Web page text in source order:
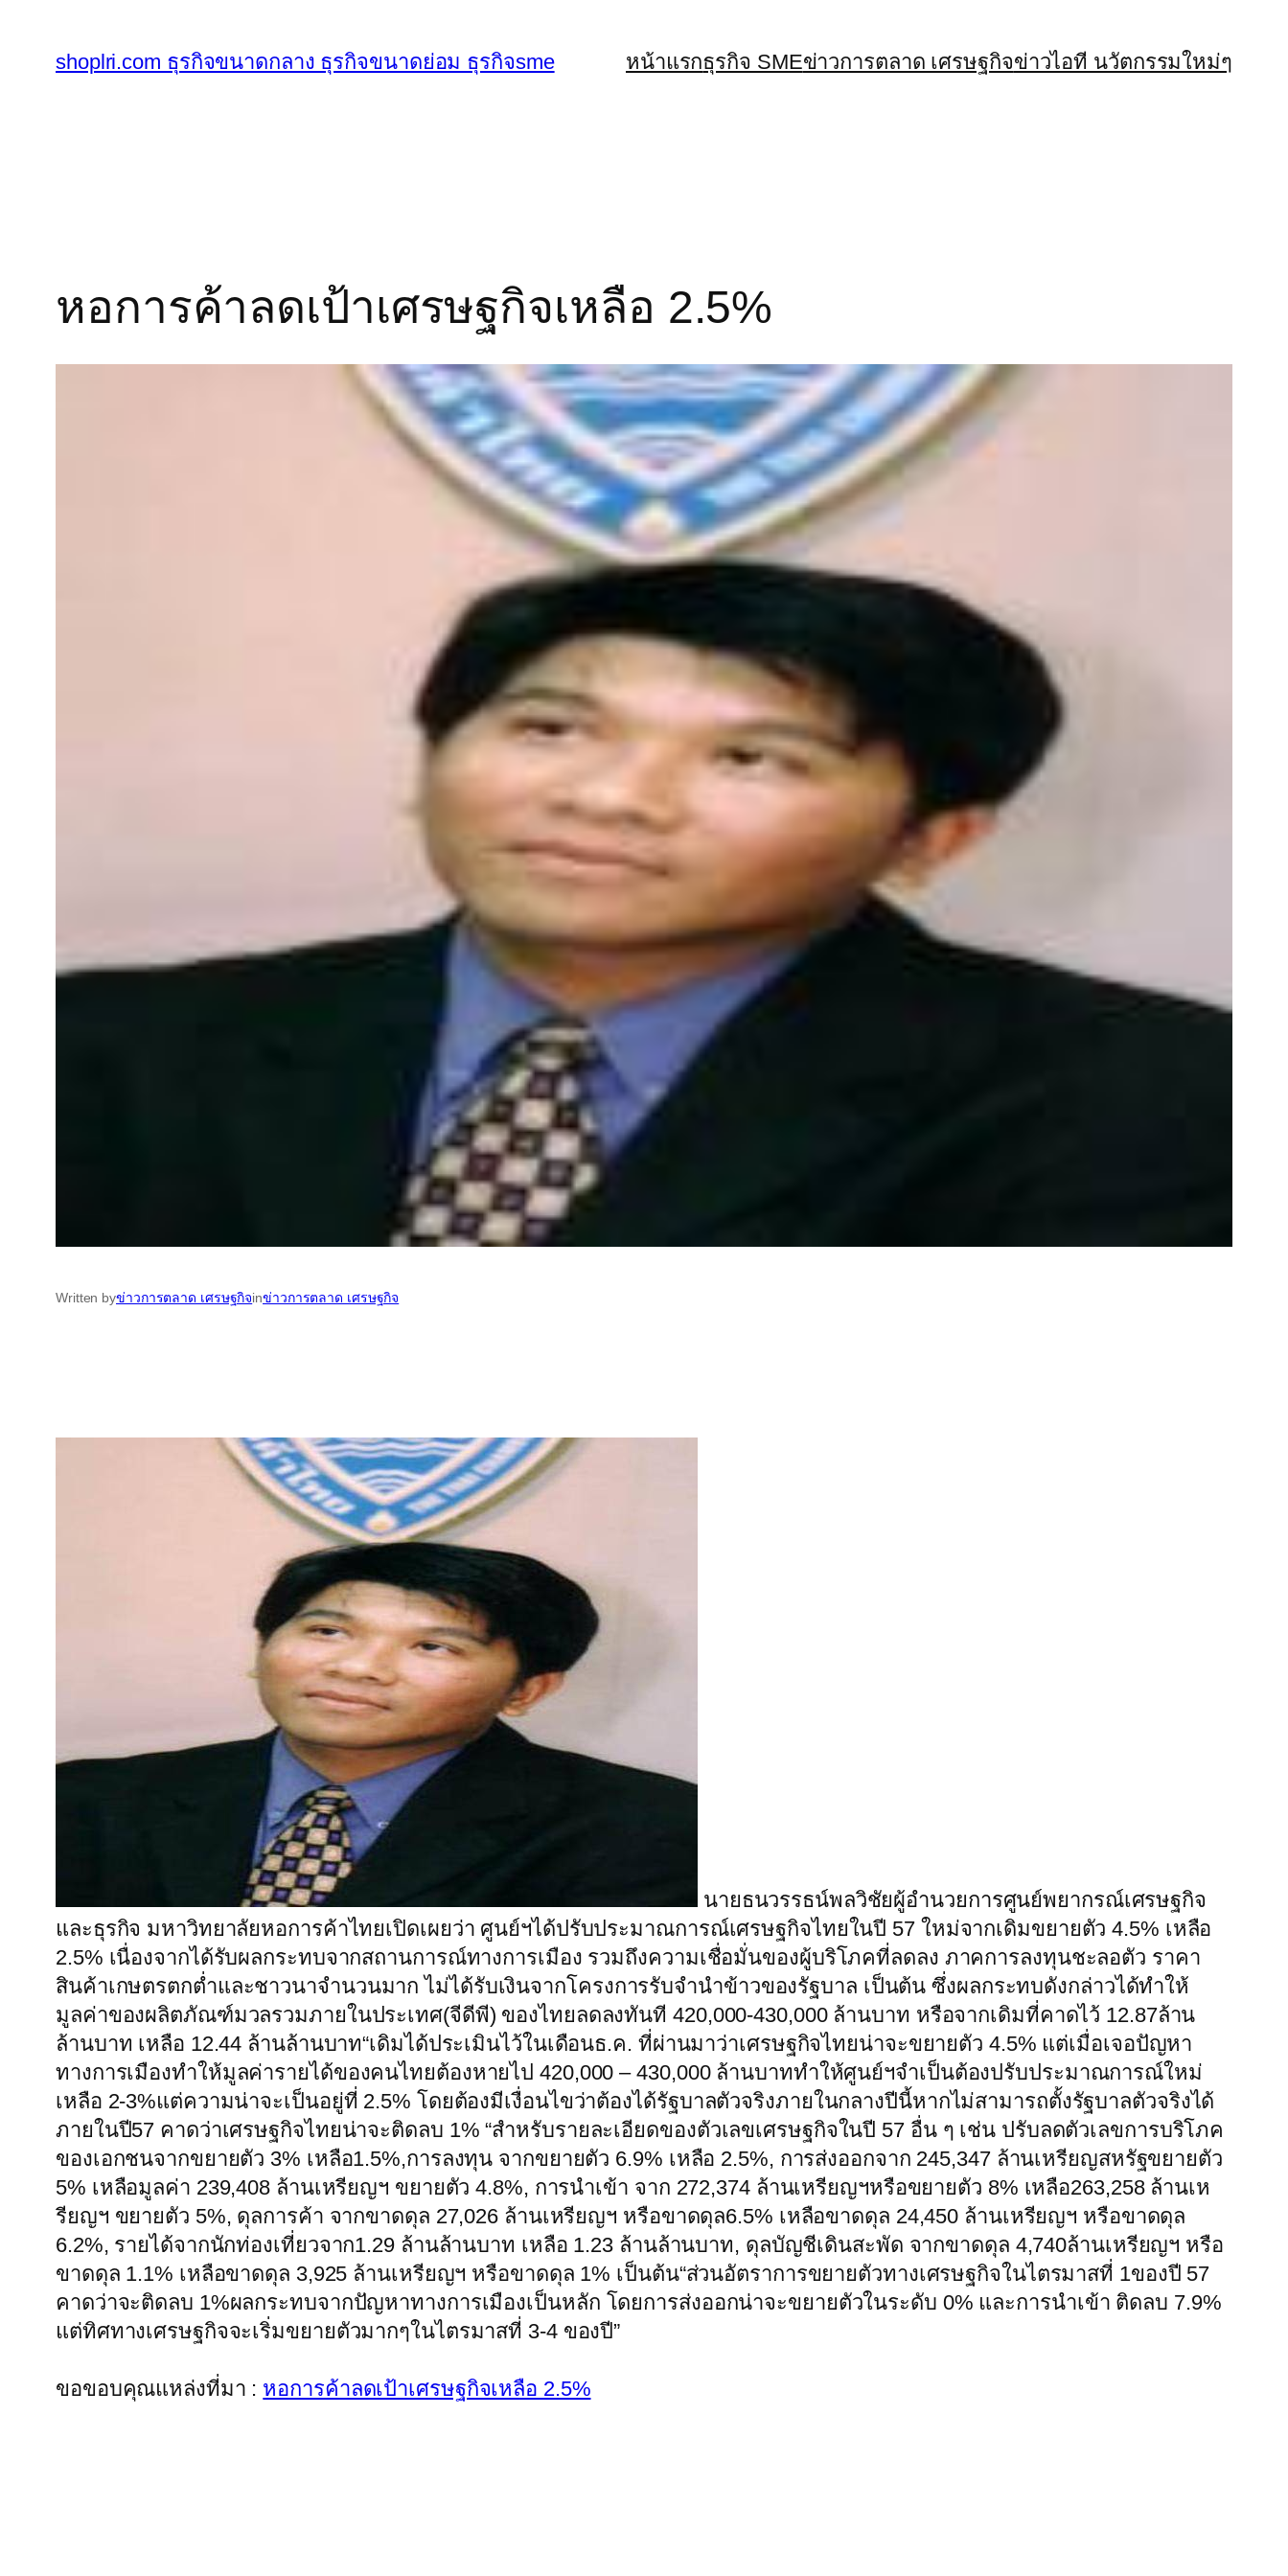
shoplri.com ธุรกิจขนาดกลาง ธุรกิจขนาดย่อม ธุรกิจsme หน้าแรกธุรกิจ SMEข่าวการตลาด เศรษฐกิจข่าวไอที นวัตกรรมใหม่ๆ
หอการค้าลดเป้าเศรษฐกิจเหลือ 2.5%
Written byข่าวการตลาด เศรษฐกิจinข่าวการตลาด เศรษฐกิจ
นายธนวรรธน์พลวิชัยผู้อำนวยการศูนย์พยากรณ์เศรษฐกิจ
และธุรกิจ มหาวิทยาลัยหอการค้าไทยเปิดเผยว่า ศูนย์ฯได้ปรับประมาณการณ์เศรษฐกิจไทยในปี 57 ใหม่จากเดิมขยายตัว 4.5% เหลือ
2.5% เนื่องจากได้รับผลกระทบจากสถานการณ์ทางการเมือง รวมถึงความเชื่อมั่นของผู้บริโภคที่ลดลง ภาคการลงทุนชะลอตัว ราคา
สินค้าเกษตรตกต่ำและชาวนาจำนวนมาก ไม่ได้รับเงินจากโครงการรับจำนำข้าวของรัฐบาล เป็นต้น ซึ่งผลกระทบดังกล่าวได้ทำให้
มูลค่าของผลิตภัณฑ์มวลรวมภายในประเทศ(จีดีพี) ของไทยลดลงทันที 420,000-430,000 ล้านบาท หรือจากเดิมที่คาดไว้ 12.87ล้าน
ล้านบาท เหลือ 12.44 ล้านล้านบาท“เดิมได้ประเมินไว้ในเดือนธ.ค. ที่ผ่านมาว่าเศรษฐกิจไทยน่าจะขยายตัว 4.5% แต่เมื่อเจอปัญหา
ทางการเมืองทำให้มูลค่ารายได้ของคนไทยต้องหายไป 420,000 – 430,000 ล้านบาททำให้ศูนย์ฯจำเป็นต้องปรับประมาณการณ์ใหม่
เหลือ 2-3%แต่ความน่าจะเป็นอยู่ที่ 2.5% โดยต้องมีเงื่อนไขว่าต้องได้รัฐบาลตัวจริงภายในกลางปีนี้หากไม่สามารถตั้งรัฐบาลตัวจริงได้
ภายในปี57 คาดว่าเศรษฐกิจไทยน่าจะติดลบ 1% “สำหรับรายละเอียดของตัวเลขเศรษฐกิจในปี 57 อื่น ๆ เช่น ปรับลดตัวเลขการบริโภค
ของเอกชนจากขยายตัว 3% เหลือ1.5%,การลงทุน จากขยายตัว 6.9% เหลือ 2.5%, การส่งออกจาก 245,347 ล้านเหรียญสหรัฐขยายตัว
5% เหลือมูลค่า 239,408 ล้านเหรียญฯ ขยายตัว 4.8%, การนำเข้า จาก 272,374 ล้านเหรียญฯหรือขยายตัว 8% เหลือ263,258 ล้านเห
รียญฯ ขยายตัว 5%, ดุลการค้า จากขาดดุล 27,026 ล้านเหรียญฯ หรือขาดดุล6.5% เหลือขาดดุล 24,450 ล้านเหรียญฯ หรือขาดดุล
6.2%, รายได้จากนักท่องเที่ยวจาก1.29 ล้านล้านบาท เหลือ 1.23 ล้านล้านบาท, ดุลบัญชีเดินสะพัด จากขาดดุล 4,740ล้านเหรียญฯ หรือ
ขาดดุล 1.1% เหลือขาดดุล 3,925 ล้านเหรียญฯ หรือขาดดุล 1% เป็นต้น“ส่วนอัตราการขยายตัวทางเศรษฐกิจในไตรมาสที่ 1ของปี 57
คาดว่าจะติดลบ 1%ผลกระทบจากปัญหาทางการเมืองเป็นหลัก โดยการส่งออกน่าจะขยายตัวในระดับ 0% และการนำเข้า ติดลบ 7.9%
แต่ทิศทางเศรษฐกิจจะเริ่มขยายตัวมากๆในไตรมาสที่ 3-4 ของปี”
ขอขอบคุณแหล่งที่มา : หอการค้าลดเป้าเศรษฐกิจเหลือ 2.5%